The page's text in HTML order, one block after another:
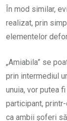
În mod similar,
realizat, prin
elementelor
„Amiabila” se
prin intermediul
unuia, vor putea
participant,
ca ambii șoferi